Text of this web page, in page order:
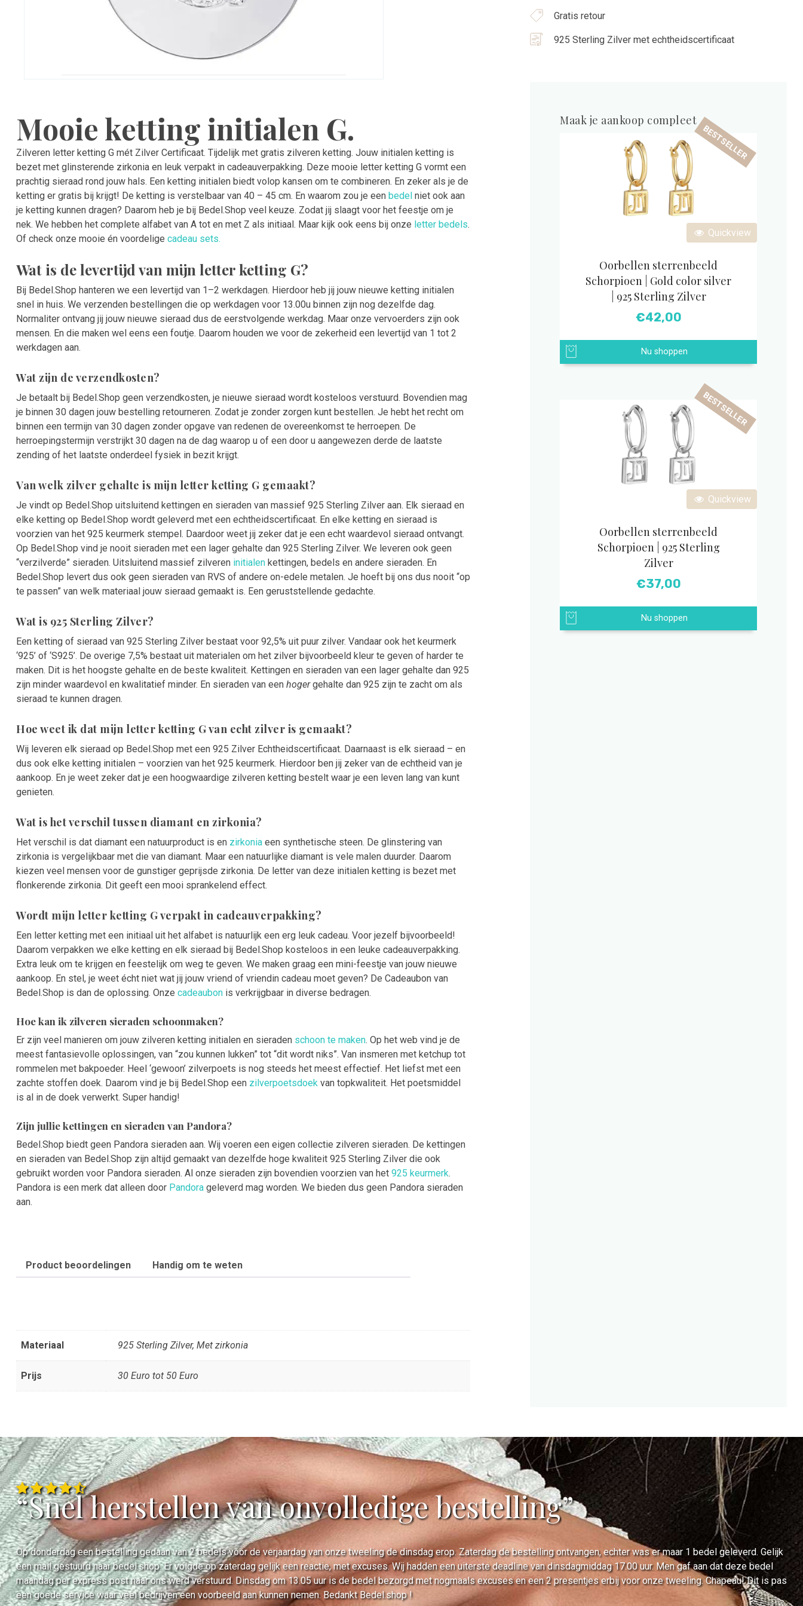
Sterling
Zilver
aantal
Gratis retour
925 Sterling Zilver met echtheidscertificaat
Mooie ketting initialen G.
Zilveren letter ketting G mét Zilver Certificaat. Tijdelijk met gratis zilveren ketting. Jouw initialen ketting is
bezet met glinsterende zirkonia en leuk verpakt in cadeauverpakking. Deze mooie letter ketting G vormt een
prachtig sieraad rond jouw hals. Een ketting initialen biedt volop kansen om te combineren. En zeker als je de
ketting er gratis bij krijgt! De ketting is verstelbaar van 40 – 45 cm. En waarom zou je een bedel niet ook aan
je ketting kunnen dragen? Daarom heb je bij Bedel.Shop veel keuze. Zodat jij slaagt voor het feestje om je
nek. We hebben het complete alfabet van A tot en met Z als initiaal. Maar kijk ook eens bij onze letter bedels.
Of check onze mooie én voordelige cadeau sets.
Wat is de levertijd van mijn letter ketting G?
Bij Bedel.Shop hanteren we een levertijd van 1–2 werkdagen. Hierdoor heb jij jouw nieuwe ketting initialen
snel in huis. We verzenden bestellingen die op werkdagen voor 13.00u binnen zijn nog dezelfde dag.
Normaliter ontvang jij jouw nieuwe sieraad dus de eerstvolgende werkdag. Maar onze vervoerders zijn ook
mensen. En die maken wel eens een foutje. Daarom houden we voor de zekerheid een levertijd van 1 tot 2
werkdagen aan.
Wat zijn de verzendkosten?
Je betaalt bij Bedel.Shop geen verzendkosten, je nieuwe sieraad wordt kosteloos verstuurd. Bovendien mag
je binnen 30 dagen jouw bestelling retourneren. Zodat je zonder zorgen kunt bestellen. Je hebt het recht om
binnen een termijn van 30 dagen zonder opgave van redenen de overeenkomst te herroepen. De
herroepingstermijn verstrijkt 30 dagen na de dag waarop u of een door u aangewezen derde de laatste
zending of het laatste onderdeel fysiek in bezit krijgt.
Van welk zilver gehalte is mijn letter ketting G gemaakt?
Je vindt op Bedel.Shop uitsluitend kettingen en sieraden van massief 925 Sterling Zilver aan. Elk sieraad en
elke ketting op Bedel.Shop wordt geleverd met een echtheidscertificaat. En elke ketting en sieraad is
voorzien van het 925 keurmerk stempel. Daardoor weet jij zeker dat je een echt waardevol sieraad ontvangt.
Op Bedel.Shop vind je nooit sieraden met een lager gehalte dan 925 Sterling Zilver. We leveren ook geen
“verzilverde” sieraden. Uitsluitend massief zilveren initialen kettingen, bedels en andere sieraden. En
Bedel.Shop levert dus ook geen sieraden van RVS of andere on-edele metalen. Je hoeft bij ons dus nooit “op
te passen” van welk materiaal jouw sieraad gemaakt is. Een geruststellende gedachte.
Wat is 925 Sterling Zilver?
Een ketting of sieraad van 925 Sterling Zilver bestaat voor 92,5% uit puur zilver. Vandaar ook het keurmerk
‘925’ of ‘S925’. De overige 7,5% bestaat uit materialen om het zilver bijvoorbeeld kleur te geven of harder te
maken. Dit is het hoogste gehalte en de beste kwaliteit. Kettingen en sieraden van een lager gehalte dan 925
zijn minder waardevol en kwalitatief minder. En sieraden van een hogergehalte dan 925 zijn te zacht om als
sieraad te kunnen dragen.
Hoe weet ik dat mijn letter ketting G van echt zilver is gemaakt?
Wij leveren elk sieraad op Bedel.Shop met een 925 Zilver Echtheidscertificaat. Daarnaast is elk sieraad – en
dus ook elke ketting initialen – voorzien van het 925 keurmerk. Hierdoor ben jij zeker van de echtheid van je
aankoop. En je weet zeker dat je een hoogwaardige zilveren ketting bestelt waar je een leven lang van kunt
genieten.
Wat is het verschil tussen diamant en zirkonia?
Het verschil is dat diamant een natuurproduct is en zirkonia een synthetische steen. De glinstering van
zirkonia is vergelijkbaar met die van diamant. Maar een natuurlijke diamant is vele malen duurder. Daarom
kiezen veel mensen voor de gunstiger geprijsde zirkonia. De letter van deze initialen ketting is bezet met
flonkerende zirkonia. Dit geeft een mooi sprankelend effect.
Wordt mijn letter ketting G verpakt in cadeauverpakking?
Een letter ketting met een initiaal uit het alfabet is natuurlijk een erg leuk cadeau. Voor jezelf bijvoorbeeld!
Daarom verpakken we elke ketting en elk sieraad bij Bedel.Shop kosteloos in een leuke cadeauverpakking.
Extra leuk om te krijgen en feestelijk om weg te geven. We maken graag een mini-feestje van jouw nieuwe
aankoop. En stel, je weet écht niet wat jij jouw vriend of vriendin cadeau moet geven? De Cadeaubon van
Bedel.Shop is dan de oplossing. Onze cadeaubon is verkrijgbaar in diverse bedragen.
Hoe kan ik zilveren sieraden schoonmaken?
Er zijn veel manieren om jouw zilveren ketting initialen en sieraden schoon te maken. Op het web vind je de
meest fantasievolle oplossingen, van “zou kunnen lukken” tot “dit wordt niks”. Van insmeren met ketchup tot
rommelen met bakpoeder. Heel ‘gewoon’ zilverpoets is nog steeds het meest effectief. Het liefst met een
zachte stoffen doek. Daarom vind je bij Bedel.Shop een zilverpoetsdoek van topkwaliteit. Het poetsmiddel
is al in de doek verwerkt. Super handig!
Zijn jullie kettingen en sieraden van Pandora?
Bedel.Shop biedt geen Pandora sieraden aan. Wij voeren een eigen collectie zilveren sieraden. De kettingen
en sieraden van Bedel.Shop zijn altijd gemaakt van dezelfde hoge kwaliteit 925 Sterling Zilver die ook
gebruikt worden voor Pandora sieraden. Al onze sieraden zijn bovendien voorzien van het 925 keurmerk.
Pandora is een merk dat alleen door Pandora geleverd mag worden. We bieden dus geen Pandora sieraden
aan.
Product beoordelingen Handig om te weten
Materiaal 925 Sterling Zilver, Met zirkonia
Prijs 30 Euro tot 50 Euro
Maak je aankoop compleet
Quickview
BESTSELLER
Oorbellen sterrenbeeld
Schorpioen | Gold color silver
| 925 Sterling Zilver
€42,00
Nu shoppen
Quickview
BESTSELLER
Oorbellen sterrenbeeld
Schorpioen | 925 Sterling
Zilver
€37,00
Nu shoppen
“Snel herstellen van onvolledige bestelling”
Op donderdag een bestelling gedaan van 2 bedels voor de verjaardag van onze tweeling de dinsdag erop. Zaterdag de bestelling ontvangen, echter was er maar 1 bedel geleverd. Gelijk
een mail gestuurd naar bedel.shop. Er volgde op zaterdag gelijk een reactie, met excuses. Wij hadden een uiterste deadline van dinsdagmiddag 17.00 uur. Men gaf aan dat deze bedel
maandag per express post naar ons werd verstuurd. Dinsdag om 13.05 uur is de bedel bezorgd met nogmaals excuses en een 2 presentjes erbij voor onze tweeling. Chapeau! Dit is pas
een goede service waar veel bedrijven een voorbeeld aan kunnen nemen. Bedankt Bedel.shop !